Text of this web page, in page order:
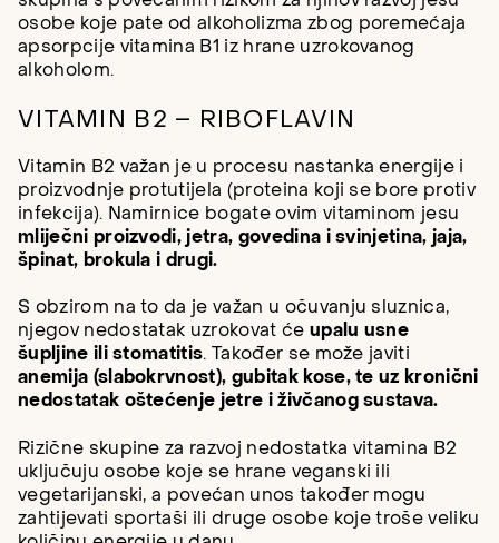
osobe koje pate od alkoholizma zbog poremećaja
apsorpcije vitamina B1 iz hrane uzrokovanog
alkoholom.
VITAMIN B2 – RIBOFLAVIN
Vitamin B2 važan je u procesu nastanka energije i
proizvodnje protutijela (proteina koji se bore protiv
infekcija). Namirnice bogate ovim vitaminom jesu
mliječni proizvodi, jetra, govedina i svinjetina, jaja,
špinat, brokula i drugi.
S obzirom na to da je važan u očuvanju sluznica,
njegov nedostatak uzrokovat će upalu usne
šupljine ili stomatitis. Također se može javiti
anemija (slabokrvnost), gubitak kose, te uz kronični
nedostatak oštećenje jetre i živčanog sustava.
Rizične skupine za razvoj nedostatka vitamina B2
uključuju osobe koje se hrane veganski ili
vegetarijanski, a povećan unos također mogu
zahtijevati sportaši ili druge osobe koje troše veliku